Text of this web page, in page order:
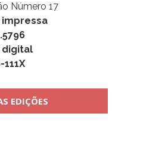
Número 17
impressa
digital
111X
EDIÇÕES